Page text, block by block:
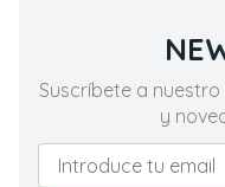
Suscríbete a
y